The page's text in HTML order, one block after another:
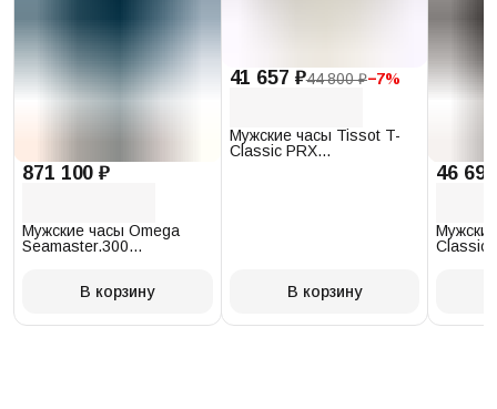
871 100 ₽
Мужские часы Omega
Seamaster.300
В корзину
41 657 ₽44 800 ₽−7%
Мужские часы Tissot T-
Classic PRX
В корзину
46
Classic